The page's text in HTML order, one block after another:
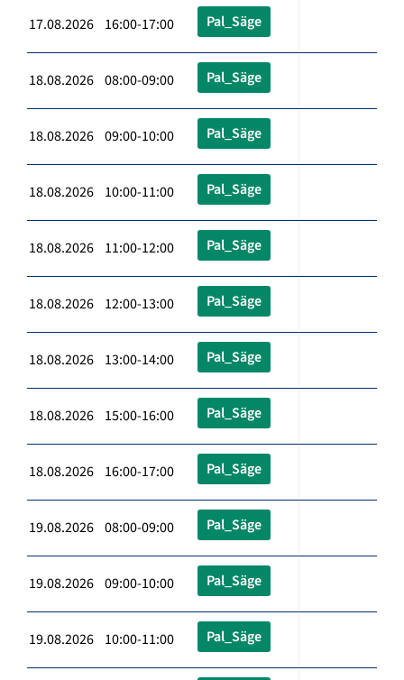
17.08.2026 16:00-17:00 Pal_Säge
18.08.2026 08:00-09:00 Pal_Säge
18.08.2026 09:00-10:00 Pal_Säge
18.08.2026 10:00-11:00 Pal_Säge
18.08.2026 11:00-12:00 Pal_Säge
18.08.2026 12:00-13:00 Pal_Säge
18.08.2026 13:00-14:00 Pal_Säge
18.08.2026 15:00-16:00 Pal_Säge
18.08.2026 16:00-17:00 Pal_Säge
19.08.2026 08:00-09:00 Pal_Säge
19.08.2026 09:00-10:00 Pal_Säge
19.08.2026 10:00-11:00 Pal_Säge